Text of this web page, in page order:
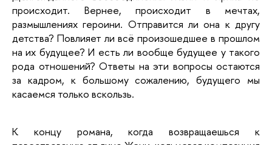
происходит. Вернее, происходит в мечтах,
размышлениях героини. Отправится ли она к другу
детства? Повлияет ли всё произошедшее в прошлом
на их будущее? И есть ли вообще будущее у такого
рода отношений? Ответы на эти вопросы остаются
за кадром, к большому сожалению, будущего мы
касаемся только вскользь.
К концу романа, когда возвращаешься к